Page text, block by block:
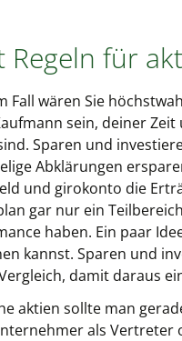
Regeln für
Fall wären Sie
sein, deiner
Sparen und
Abklärungen
und girokonto die
gar nur ein
haben. Ein paar
kannst. Sparen und
damit daraus
aktien sollte man
als Vertreter